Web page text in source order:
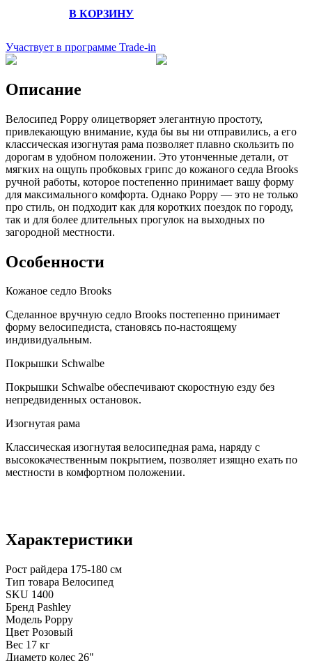
В КОРЗИНУ
Участвует в программе Trade-in
Описание
Велосипед Poppy олицетворяет элегантную простоту,
привлекающую внимание, куда бы вы ни отправились, а его
классическая изогнутая рама позволяет плавно скользить по
дорогам в удобном положении. Это утонченные детали, от
мягких на ощупь пробковых грипс до кожаного седла Brooks
ручной работы, которое постепенно принимает вашу форму
для максимального комфорта. Однако Poppy — это не только
про стиль, он подходит как для коротких поездок по городу,
так и для более длительных прогулок на выходных по
загородной местности.
Особенности
Кожаное седло Brooks
Сделанное вручную седло Brooks постепенно принимает
форму велосипедиста, становясь по-настоящему
индивидуальным.
Покрышки Schwalbe
Покрышки Schwalbe обеспечивают скоростную езду без
непредвиденных остановок.
Изогнутая рама
Классическая изогнутая велосипедная рама, наряду с
высококачественным покрытием, позволяет изящно ехать по
местности в комфортном положении.
Характеристики
Рост райдера 175-180 см
Тип товара Велосипед
SKU 1400
Бренд Pashley
Модель Poppy
Цвет Розовый
Вес 17 кг
Диаметр колес 26"